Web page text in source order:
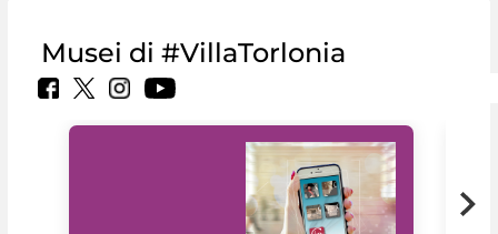
Musei di #VillaTorlonia